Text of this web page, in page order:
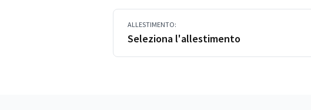
ALLESTIMENTO:
Seleziona l'allestimento